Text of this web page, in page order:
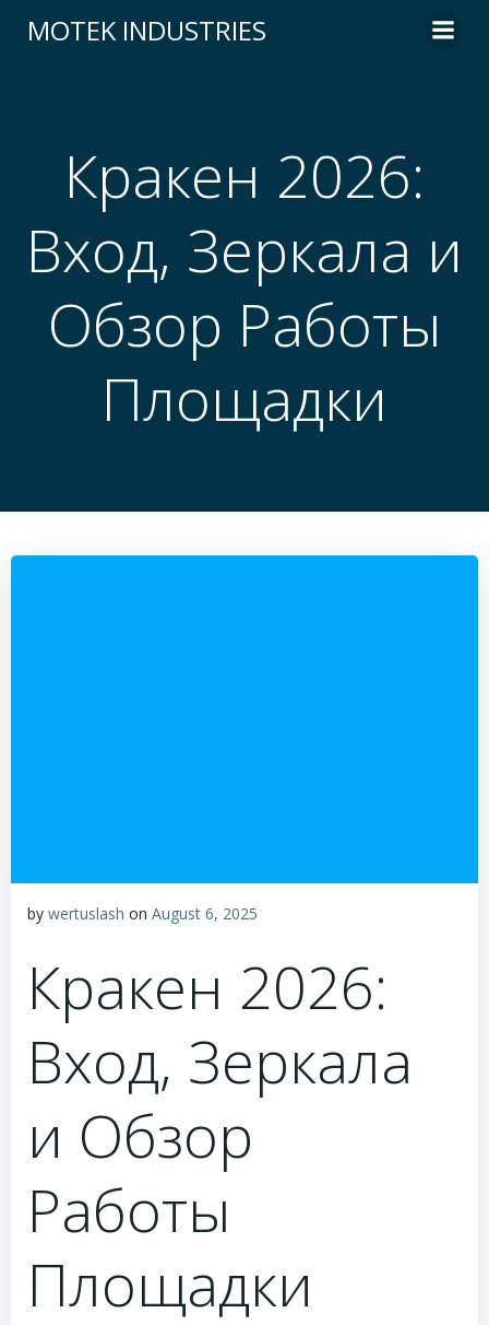
to
MOTEK INDUSTRIES
Кракен 2026:
Вход, Зеркала и
Обзор Работы
Площадки
by wertuslash on August 6, 2025
Кракен 2026:
Вход, Зеркала
и Обзор
Работы
Площадки